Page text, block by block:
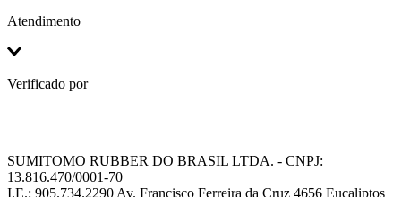
Atendimento
Verificado por
SUMITOMO RUBBER DO BRASIL LTDA. - CNPJ:
13.816.470/0001-70
I.E.: 905.734.2290 Av. Francisco Ferreira da Cruz 4656 Eucaliptos